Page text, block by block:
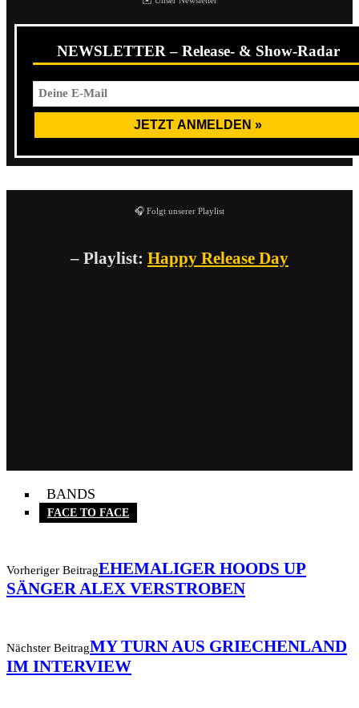
NEWSLETTER – Release- & Show-Radar
🎧 Folgt unserer Playlist
– Playlist: Happy Release Day
BANDS
FACE TO FACE
Vorheriger BeitragEHEMALIGER HOODS UP
SÄNGER ALEX VERSTROBEN
Nächster BeitragMY TURN AUS GRIECHENLAND
IM INTERVIEW